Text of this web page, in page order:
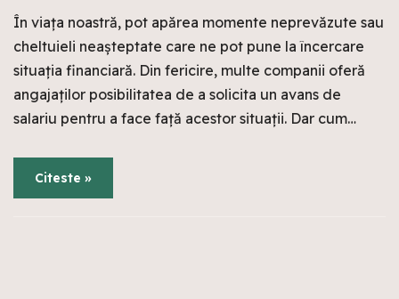
În viața noastră, pot apărea momente neprevăzute sau
cheltuieli neașteptate care ne pot pune la încercare
situația financiară. Din fericire, multe companii oferă
angajaților posibilitatea de a solicita un avans de
salariu pentru a face față acestor situații. Dar cum…
Citeste »